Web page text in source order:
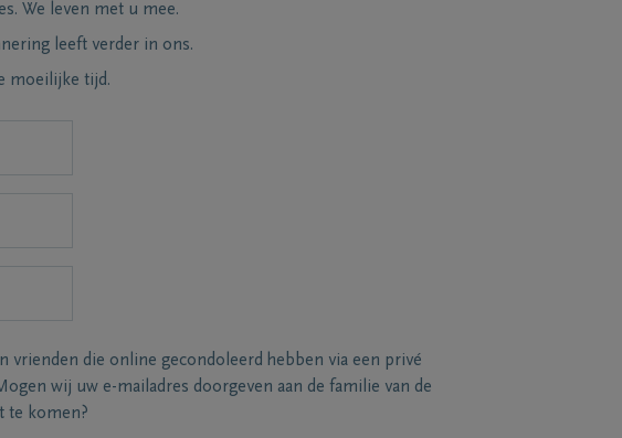
We leven met u mee.
leeft verder in ons.
moeilijke tijd.
vrienden die online gecondoleerd hebben via een privé
wij uw e-mailadres doorgeven aan de familie van de
te komen?